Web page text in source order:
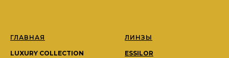
ГЛАВНАЯ
LUXURY COLLECTION
ЛИНЗЫ
ESSILOR